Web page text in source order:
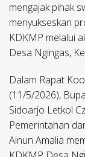
mengajak pihak
menyukseskan
KDKMP melalui
Desa Ngingas,
Dalam Rapat
(11/5/2026),
Sidoarjo Letkol
Pemerintahan
Ainun Amalia